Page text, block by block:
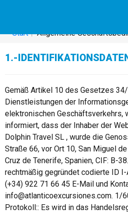
Start Allgemeine
1.-
Gemäß Artikel 10 des Gesetzes
Dienstleistungen der
elektronischen Geschäftsverkehrs,
informiert, dass der Inhaber der
Dolphin Travel SL , wurde die
Straße 66, vor Ort 10, San Miguel
Cruz de Tenerife, Spanien, CIF: B-
rechtmäßig gegründet codierte ID
(+34) 922 71 66 45 E-Mail und
info@atlanticoexcursiones.com. 1/
Protokoll:: Es wird in das